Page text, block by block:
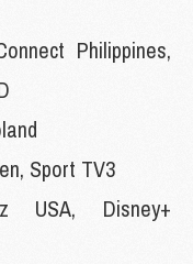
Philippines,
Sport TV3
USA, Disney+